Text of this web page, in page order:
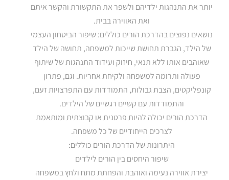
יותר את התנהגות ילדיהם ולשפר את התקשורת והקשר איתם
ואת האווירה בבית.
נושאים נפוצים בהדרכת הורים כוללים: שיפור הביטחון העצמי
של הילד, הגברת תחושת שייכות למשפחה, תחושה של הילד
שאוהבים אותו ללא תנאי, חיזוק ועידוד התנהגות של שיתוף
פעולה ותרומה למשפחה ולקיחת אחריות. וגם, פתרון
קונפליקטים, הצבת גבולות, התמודדות עם התפרצויות זעם,
והתמודדות עם קשיים רגשיים של הילדים.
הדרכת הורים יכולה להיות פרטנית או קבוצתית ומותאמת
לצרכים הייחודיים של כל משפחה.
היתרונות של הדרכת הורים כוללים:
שיפור היחסים בין הורים לילדים
יצירת אווירה נעימה ואוהבת והפחתת מתח ולחץ במשפחה